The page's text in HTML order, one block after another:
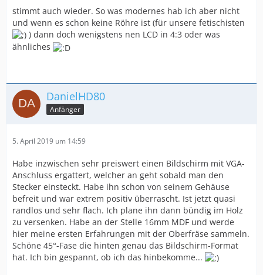
stimmt auch wieder. So was modernes hab ich aber nicht
und wenn es schon keine Röhre ist (für unsere fetischisten
) dann doch wenigstens nen LCD in 4:3 oder was
ähnliches
DanielHD80
Anfänger
5. April 2019 um 14:59
Habe inzwischen sehr preiswert einen Bildschirm mit VGA-
Anschluss ergattert, welcher an geht sobald man den
Stecker einsteckt. Habe ihn schon von seinem Gehäuse
befreit und war extrem positiv überrascht. Ist jetzt quasi
randlos und sehr flach. Ich plane ihn dann bündig im Holz
zu versenken. Habe an der Stelle 16mm MDF und werde
hier meine ersten Erfahrungen mit der Oberfräse sammeln.
Schöne 45°-Fase die hinten genau das Bildschirm-Format
hat. Ich bin gespannt, ob ich das hinbekomme...